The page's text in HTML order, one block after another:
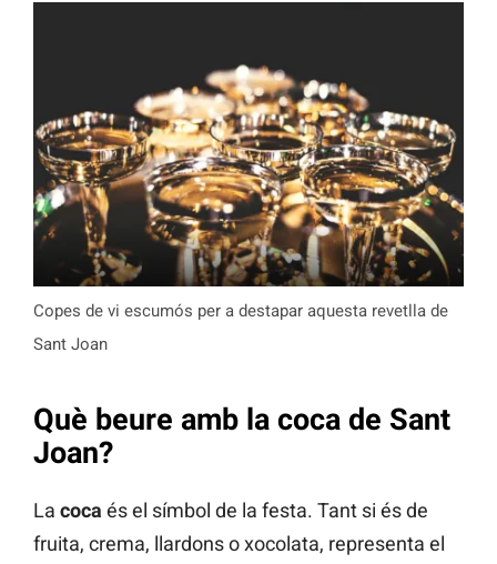
Copes de vi escumós per a destapar aquesta revetlla de
Sant Joan
Què beure amb la coca de Sant
Joan?
La coca és el símbol de la festa. Tant si és de
fruita, crema, llardons o xocolata, representa el